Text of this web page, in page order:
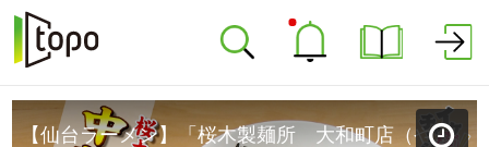
【仙台ラーメン】「桜木製麺所 大和町店（やまとまちてん）」＠若林区大和町